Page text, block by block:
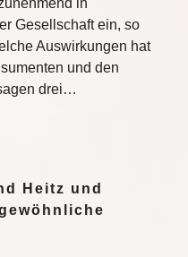
in
Gesellschaft ein, so
Auswirkungen hat
und den
drei…
Heitz und